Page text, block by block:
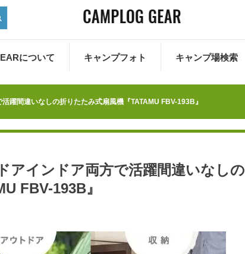
について キャンプフォト キャンプ場検索
躍間違いなしの折りたたみ式扇風機『TATAMU FBV-193B』
アインドア両方で活躍間違いなしの
FBV-193B』